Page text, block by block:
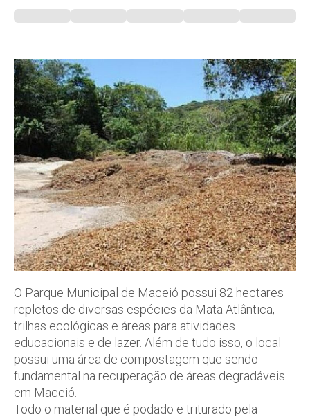
O Parque Municipal de Maceió possui 82 hectares
repletos de diversas espécies da Mata Atlântica,
trilhas ecológicas e áreas para atividades
educacionais e de lazer. Além de tudo isso, o local
possui uma área de compostagem que sendo
fundamental na recuperação de áreas degradáveis
em Maceió.
Todo o material que é podado e triturado pela